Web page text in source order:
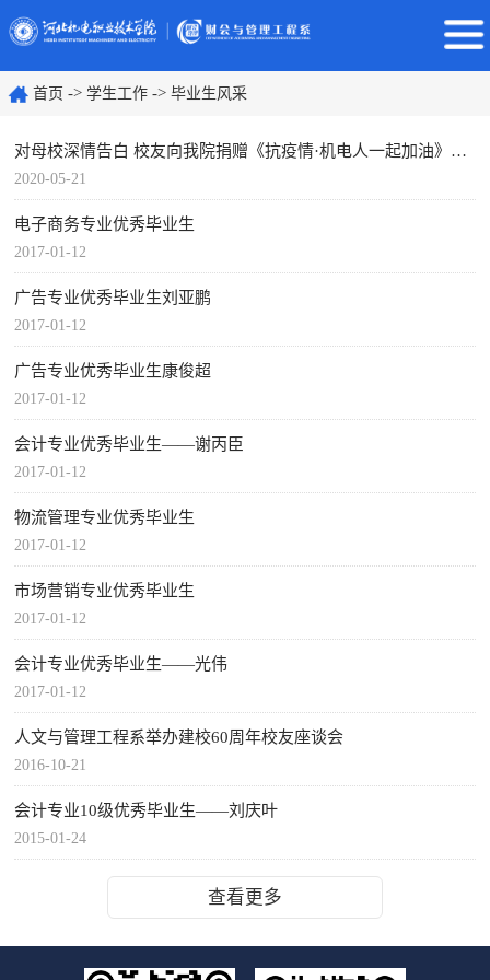
首页 -> 学生工作 -> 毕业生风采
对母校深情告白 校友向我院捐赠《抗疫情·机电人一起加油》雕塑作品
2020-05-21
电子商务专业优秀毕业生
2017-01-12
广告专业优秀毕业生刘亚鹏
2017-01-12
广告专业优秀毕业生康俊超
2017-01-12
会计专业优秀毕业生——谢丙臣
2017-01-12
物流管理专业优秀毕业生
2017-01-12
市场营销专业优秀毕业生
2017-01-12
会计专业优秀毕业生——光伟
2017-01-12
人文与管理工程系举办建校60周年校友座谈会
2016-10-21
会计专业10级优秀毕业生——刘庆叶
2015-01-24
查看更多